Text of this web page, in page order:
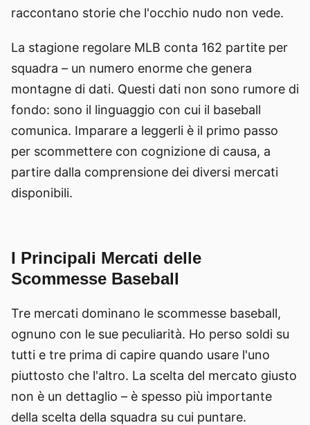
raccontano storie che l'occhio nudo non vede.
La stagione regolare MLB conta 162 partite per
squadra – un numero enorme che genera
montagne di dati. Questi dati non sono rumore di
fondo: sono il linguaggio con cui il baseball
comunica. Imparare a leggerli è il primo passo
per scommettere con cognizione di causa, a
partire dalla comprensione dei diversi mercati
disponibili.
I Principali Mercati delle
Scommesse Baseball
Tre mercati dominano le scommesse baseball,
ognuno con le sue peculiarità. Ho perso soldi su
tutti e tre prima di capire quando usare l'uno
piuttosto che l'altro. La scelta del mercato giusto
non è un dettaglio – è spesso più importante
della scelta della squadra su cui puntare.